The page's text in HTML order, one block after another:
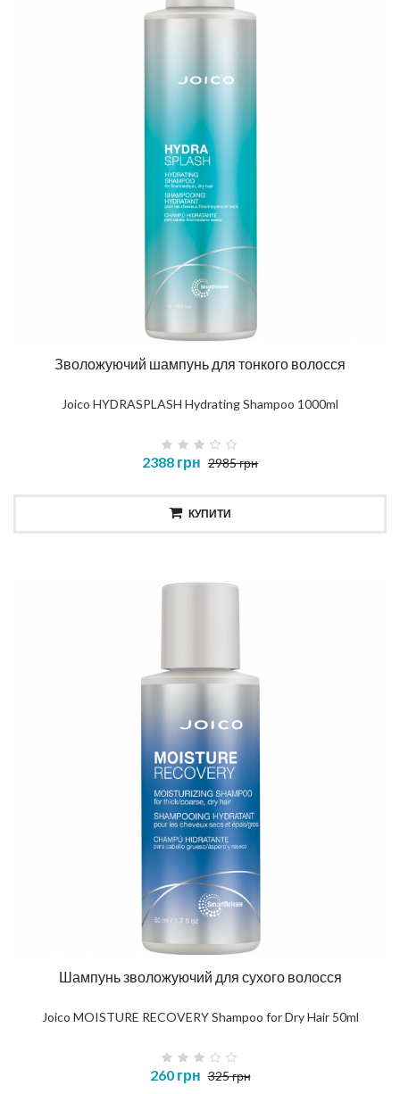
Зволожуючий шампунь для тонкого волосся
Joico HYDRASPLASH Hydrating Shampoo 1000ml
2388 грн 2985 грн
КУПИТИ
Шампунь зволожуючий для сухого волосся
Joico MOISTURE RECOVERY Shampoo for Dry Hair 50ml
260 грн 325 грн